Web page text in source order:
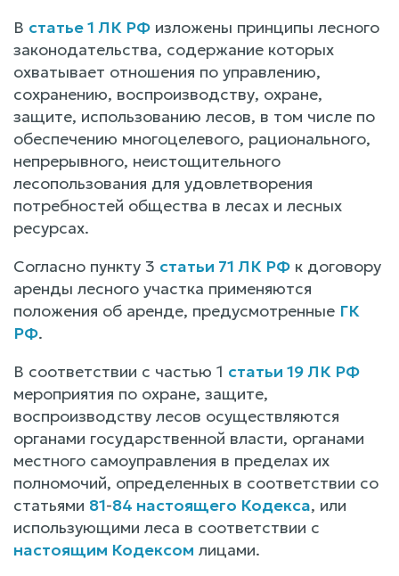
В статье 1 ЛК РФ изложены принципы лесного
законодательства, содержание которых
охватывает отношения по управлению,
сохранению, воспроизводству, охране,
защите, использованию лесов, в том числе по
обеспечению многоцелевого, рационального,
непрерывного, неистощительного
лесопользования для удовлетворения
потребностей общества в лесах и лесных
ресурсах.
Согласно пункту 3 статьи 71 ЛК РФ к договору
аренды лесного участка применяются
положения об аренде, предусмотренные ГК
РФ.
В соответствии с частью 1 статьи 19 ЛК РФ
мероприятия по охране, защите,
воспроизводству лесов осуществляются
органами государственной власти, органами
местного самоуправления в пределах их
полномочий, определенных в соответствии со
статьями 81-84 настоящего Кодекса, или
использующими леса в соответствии с
настоящим Кодексом лицами.